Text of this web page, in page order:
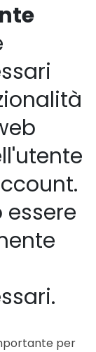
per